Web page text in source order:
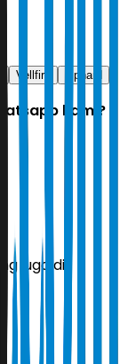
Vellfire alphard
kami?
juga di